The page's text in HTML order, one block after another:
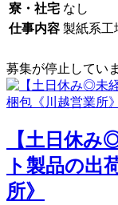
寮・社宅 なし
仕事内容 製紙系工
募集が停止してい
【土日休
ト製品の出
所》